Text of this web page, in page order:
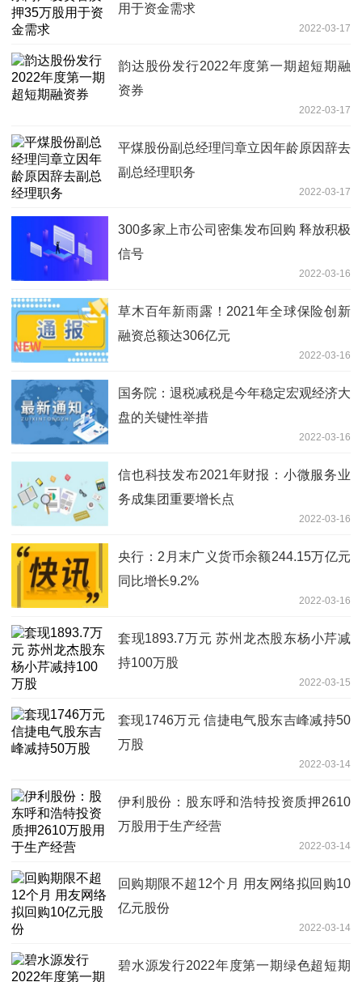
用于资金需求
2022-03-17
韵达股份发行2022年度第一期超短期融
资券
2022-03-17
平煤股份副总经理闫章立因年龄原因辞去
副总经理职务
2022-03-17
300多家上市公司密集发布回购 释放积极
信号
2022-03-16
草木百年新雨露！2021年全球保险创新
融资总额达306亿元
2022-03-16
国务院：退税减税是今年稳定宏观经济大
盘的关键性举措
2022-03-16
信也科技发布2021年财报：小微服务业
务成集团重要增长点
2022-03-16
央行：2月末广义货币余额244.15万亿元
同比增长9.2%
2022-03-16
套现1893.7万元 苏州龙杰股东杨小芹减
持100万股
2022-03-15
套现1746万元 信捷电气股东吉峰减持50
万股
2022-03-14
伊利股份：股东呼和浩特投资质押2610
万股用于生产经营
2022-03-14
回购期限不超12个月 用友网络拟回购10
亿元股份
2022-03-14
碧水源发行2022年度第一期绿色超短期